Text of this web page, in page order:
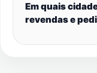
Em quais
revendas e